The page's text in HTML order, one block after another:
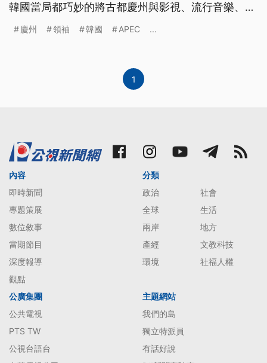
韓國當局都巧妙的將古都慶州與影視、流行音樂、科
的「韓式」國家品牌，做到極大化的發揮。
慶州 領袖 韓國 APEC ...
1
內容
即時新聞
專題策展
數位敘事
當期節目
深度報導
觀點
分類
政治
社會
全球
生活
兩岸
地方
產經
文教科技
環境
社福人權
公廣集團
公共電視
PTS TW
公視台語台
主題網站
我們的島
獨立特派員
有話好說